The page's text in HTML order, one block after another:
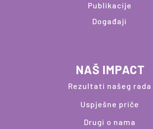
Publikacije
Događaji
NAŠ IMPACT
Rezultati našeg rada
Uspješne priče
Drugi o nama